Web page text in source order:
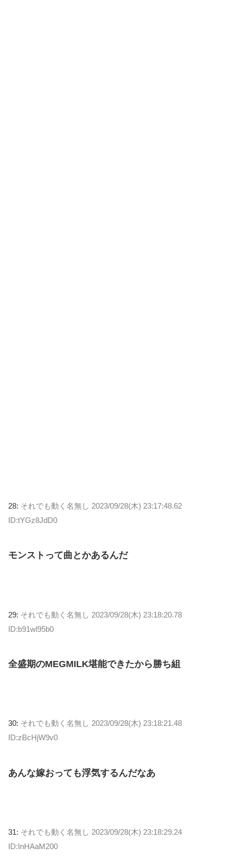
28: それでも動く名無し 2023/09/28(木) 23:17:48.62
ID:tYGz8JdD0
モンストって曲とかあるんだ
29: それでも動く名無し 2023/09/28(木) 23:18:20.78
ID:b91wl95b0
全盛期のMEGMILK堪能できたから勝ち組
30: それでも動く名無し 2023/09/28(木) 23:18:21.48
ID:zBcHjW9v0
あんな嫁おっても浮気するんだなあ
31: それでも動く名無し 2023/09/28(木) 23:18:29.24
ID:InHAaM200